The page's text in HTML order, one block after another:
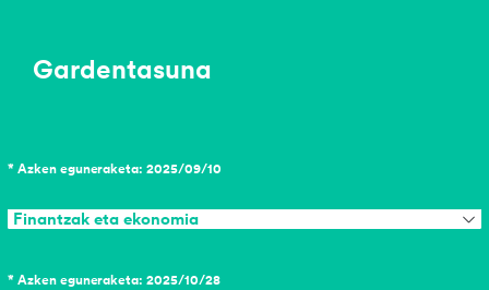
Gardentasuna
* Azken eguneraketa: 2025/09/10
Finantzak eta ekonomia
* Azken eguneraketa: 2025/10/28